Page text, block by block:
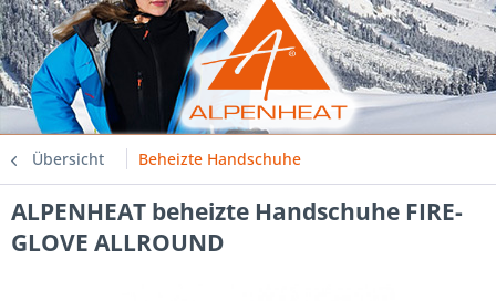
Übersicht Beheizte Handschuhe
ALPENHEAT beheizte Handschuhe FIRE-
GLOVE ALLROUND